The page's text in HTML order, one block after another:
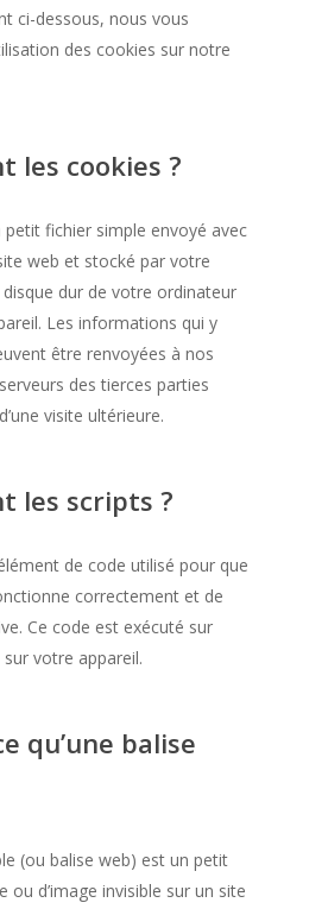
ci-dessous, nous vous
des cookies sur notre
les cookies ?
fichier simple envoyé avec
web et stocké par votre
dur de votre ordinateur
Les informations qui y
être renvoyées à nos
des tierces parties
visite ultérieure.
les scripts ?
de code utilisé pour que
correctement et de
Ce code est exécuté sur
votre appareil.
qu’une balise
(ou balise web) est un petit
ou d’image invisible sur un site